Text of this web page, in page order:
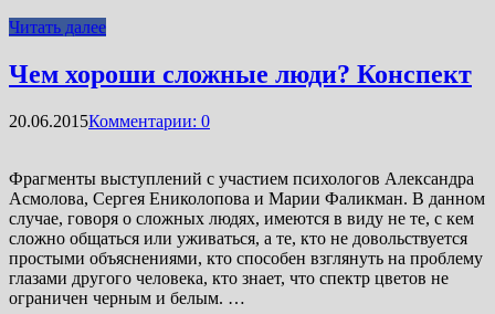
Читать далее
Чем хороши сложные люди? Конспект
20.06.2015Комментарии: 0
Фрагменты выступлений с участием психологов Александра
Асмолова, Сергея Ениколопова и Марии Фаликман. В данном
случае, говоря о сложных людях, имеются в виду не те, с кем
сложно общаться или уживаться, а те, кто не довольствуется
простыми объяснениями, кто способен взглянуть на проблему
глазами другого человека, кто знает, что спектр цветов не
ограничен черным и белым. …